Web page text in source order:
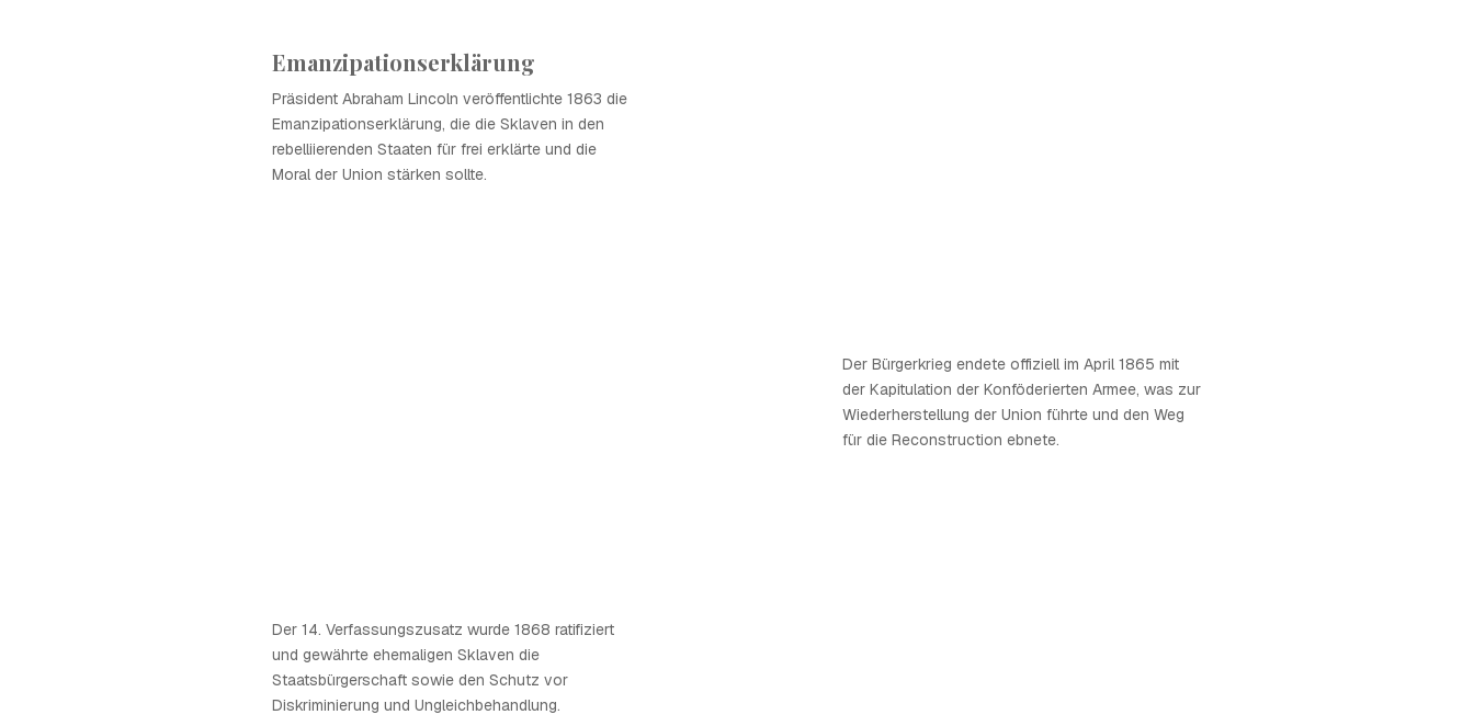
Emanzipationserklärung
Präsident Abraham Lincoln veröffentlichte 1863 die
Emanzipationserklärung, die die Sklaven in den
rebelliierenden Staaten für frei erklärte und die
Moral der Union stärken sollte.
Der Bürgerkrieg endete offiziell im April 1865 mit
der Kapitulation der Konföderierten Armee, was zur
Wiederherstellung der Union führte und den Weg
für die Reconstruction ebnete.
Der 14. Verfassungszusatz wurde 1868 ratifiziert
und gewährte ehemaligen Sklaven die
Staatsbürgerschaft sowie den Schutz vor
Diskriminierung und Ungleichbehandlung.